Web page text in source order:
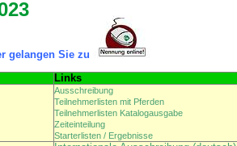
gelangen Sie zu
Links
Ausschreibung
Teilnehmerlisten mit Pferden
Teilnehmerlisten Katalogausgabe
Zeiteinteilung
Starterlisten / Ergebnisse